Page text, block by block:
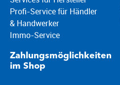
Profi-Service für Händler
& Handwerker
Immo-Service
Zahlungsmöglichkeiten
im Shop